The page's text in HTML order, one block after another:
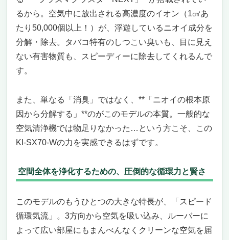
るから。空気中に放出される高濃度のイオン（1㎤あ
たり50,000個以上！）が、浮遊しているニオイ成分を
分解・除去。タバコ特有のしつこい臭いも、目に見え
ない有害物質も、スピーディーに除去してくれるんで
す。
また、単なる「消臭」ではなく、**「ニオイの根本原
因から分解する」**のがこのモデルの本質。一般的な
空気清浄機では物足りなかった…という方こそ、この
KI-SX70-Wの力を実感できるはずです。
空間全体を浄化するための、圧倒的な循環力と賢さ
このモデルのもうひとつの大きな特長が、「スピード
循環気流」。3方向から空気を吸い込み、ルーバーに
よって広い部屋にもまんべんなくクリーンな空気を届